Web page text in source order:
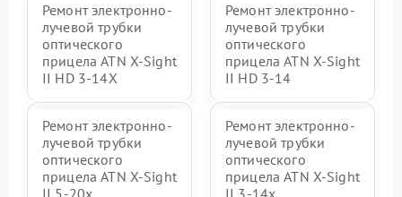
Ремонт электронно-
лучевой трубки
оптического
прицела ATN X-Sight
II HD 3-14X
Ремонт электронно-
лучевой трубки
оптического
прицела ATN X-Sight
II HD 3-14
Ремонт электронно-
лучевой трубки
оптического
прицела ATN X-Sight
II 5-20x
Ремонт электронно-
лучевой трубки
оптического
прицела ATN X-Sight
II 3-14x